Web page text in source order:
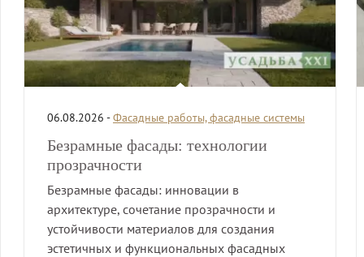
06.08.2026 -Фасадные работы, фасадные системы
Безрамные фасады: технологии
прозрачности
Безрамные фасады: инновации в
архитектуре, сочетание прозрачности и
устойчивости материалов для создания
эстетичных и функциональных фасадных